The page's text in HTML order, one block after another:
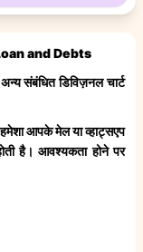
and Debts
संबंधित डिविज़नल चार्ट
आपके मेल या व्हाट्सएप
है। आवश्यकता होने पर